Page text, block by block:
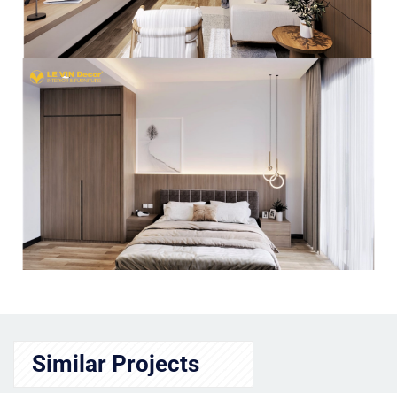
Similar Projects